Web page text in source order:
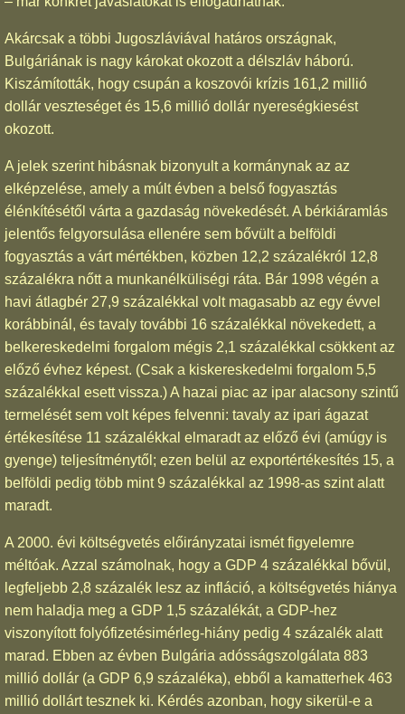
Akárcsak a többi Jugoszláviával határos országnak,
Bulgáriának is nagy károkat okozott a délszláv háború.
Kiszámították, hogy csupán a koszovói krízis 161,2 millió
dollár veszteséget és 15,6 millió dollár nyereségkiesést
okozott.
A jelek szerint hibásnak bizonyult a kormánynak az az
elképzelése, amely a múlt évben a belső fogyasztás
élénkítésétől várta a gazdaság növekedését. A bérkiáramlás
jelentős felgyorsulása ellenére sem bővült a belföldi
fogyasztás a várt mértékben, közben 12,2 százalékról 12,8
százalékra nőtt a munkanélküliségi ráta. Bár 1998 végén a
havi átlagbér 27,9 százalékkal volt magasabb az egy évvel
korábbinál, és tavaly további 16 százalékkal növekedett, a
belkereskedelmi forgalom mégis 2,1 százalékkal csökkent az
előző évhez képest. (Csak a kiskereskedelmi forgalom 5,5
százalékkal esett vissza.) A hazai piac az ipar alacsony szintű
termelését sem volt képes felvenni: tavaly az ipari ágazat
értékesítése 11 százalékkal elmaradt az előző évi (amúgy is
gyenge) teljesítménytől; ezen belül az exportértékesítés 15, a
belföldi pedig több mint 9 százalékkal az 1998-as szint alatt
maradt.
A 2000. évi költségvetés előirányzatai ismét figyelemre
méltóak. Azzal számolnak, hogy a GDP 4 százalékkal bővül,
legfeljebb 2,8 százalék lesz az infláció, a költségvetés hiánya
nem haladja meg a GDP 1,5 százalékát, a GDP-hez
viszonyított folyófizetésimérleg-hiány pedig 4 százalék alatt
marad. Ebben az évben Bulgária adósságszolgálata 883
millió dollár (a GDP 6,9 százaléka), ebből a kamatterhek 463
millió dollárt tesznek ki. Kérdés azonban, hogy sikerül-e a